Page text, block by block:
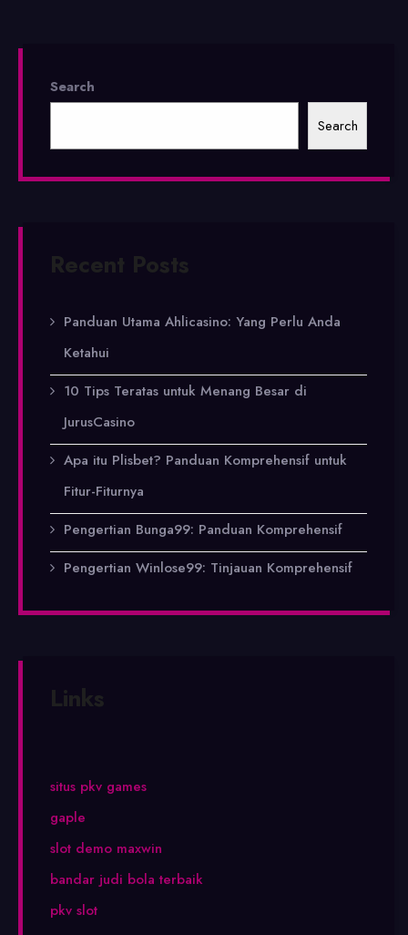
Search
Search
Recent Posts
Panduan Utama Ahlicasino: Yang Perlu Anda
Ketahui
10 Tips Teratas untuk Menang Besar di
JurusCasino
Apa itu Plisbet? Panduan Komprehensif untuk
Fitur-Fiturnya
Pengertian Bunga99: Panduan Komprehensif
Pengertian Winlose99: Tinjauan Komprehensif
Links
situs pkv games
gaple
slot demo maxwin
bandar judi bola terbaik
pkv slot